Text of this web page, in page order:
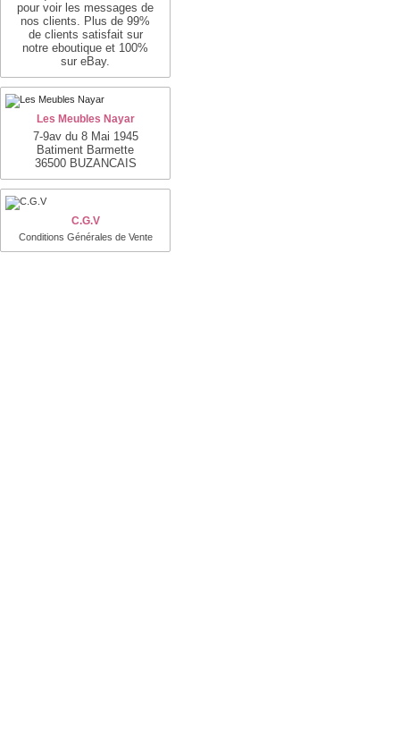
pour voir les messages de
nos clients. Plus de 99%
de clients satisfait sur
notre eboutique et 100%
sur eBay.
Les Meubles Nayar
7-9av du 8 Mai 1945
Batiment Barmette
36500 BUZANCAIS
C.G.V
Conditions Générales de Vente